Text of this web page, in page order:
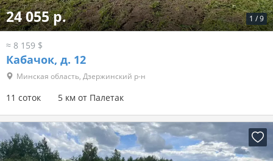
1 /9
24 055 р.
≈ 8 159 $
Кабачок, д. 12
Минская область, Дзержинский р-н
11 соток 5 км от Палетак